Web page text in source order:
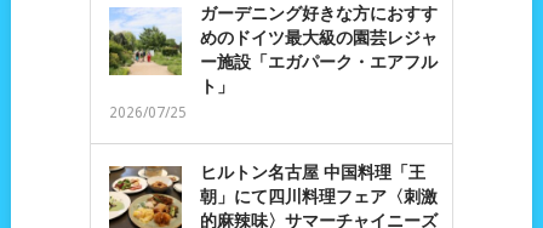
ガーデニング好きな方におすす
めのドイツ最大級の園芸レジャ
ー施設「エガパーク・エアフル
ト」
2026/07/25
ヒルトン名古屋 中国料理「王
朝」にて四川料理フェア〈刺激
的麻辣味〉サマーチャイニーズ